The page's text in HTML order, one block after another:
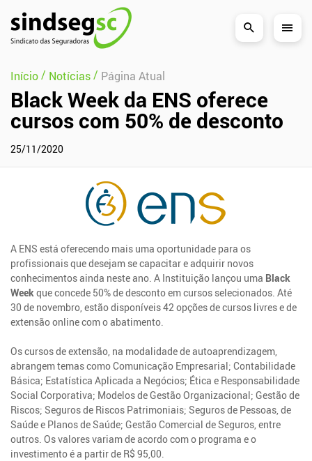
Pular Navegação (s)
Início/ Notícias/ Página Atual
Black Week da ENS oferece
cursos com 50% de desconto
25/11/2020
A ENS está oferecendo mais uma oportunidade para os
profissionais que desejam se capacitar e adquirir novos
conhecimentos ainda neste ano. A Instituição lançou uma Black
Week que concede 50% de desconto em cursos selecionados. Até
30 de novembro, estão disponíveis 42 opções de cursos livres e de
extensão online com o abatimento.
Os cursos de extensão, na modalidade de autoaprendizagem,
abrangem temas como Comunicação Empresarial; Contabilidade
Básica; Estatística Aplicada a Negócios; Ética e Responsabilidade
Social Corporativa; Modelos de Gestão Organizacional; Gestão de
Riscos; Seguros de Riscos Patrimoniais; Seguros de Pessoas, de
Saúde e Planos de Saúde; Gestão Comercial de Seguros, entre
outros. Os valores variam de acordo com o programa e o
investimento é a partir de R$ 95,00.